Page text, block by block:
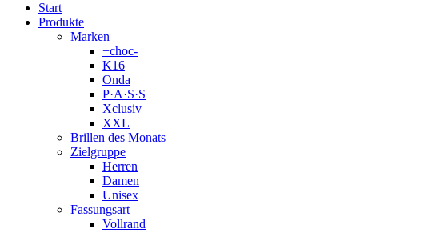
Start
Produkte
Marken
+choc-
K16
Onda
P·A·S·S
Xclusiv
XXL
Brillen des Monats
Zielgruppe
Herren
Damen
Unisex
Fassungsart
Vollrand